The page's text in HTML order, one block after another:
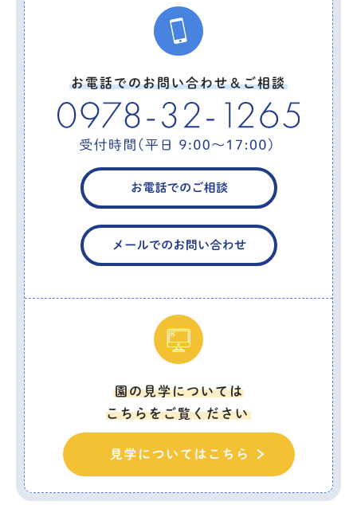
お電話でのお問い合わせ＆ご相談
園の見学については
こちらをご覧ください